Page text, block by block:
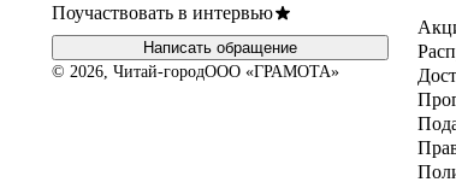
Поучаствовать в интервью
Написать обращение
© 2026, Читай-городООО «ГРАМОТА»